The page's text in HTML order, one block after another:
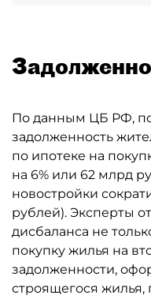
По данным ЦБ РФ, по
задолженность
по ипотеке на
на 6% или 62 млрд
новостройки
рублей). Эксперты
дисбаланса не
покупку жилья на
задолженности,
строящегося жилья,